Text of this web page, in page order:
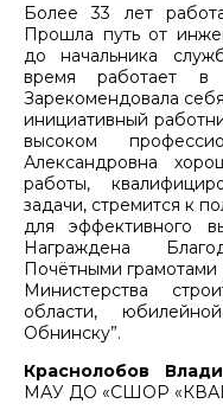
Более 33 лет
Прошла путь от
до начальника
время работает в
Зарекомендовала
инициативный
высоком
Александровна
работы,
задачи, стремится к
для эффективного
Награждена
Почётными грамотами
Министерства
области,
Обнинску”.
Краснолобов
МАУ ДО «СШОР